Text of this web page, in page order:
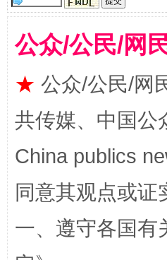
站台名比不上好声名
公众/公民/网
★ 公众/公民/网
共传媒、中国公
China publics
同意其观点或
一、遵守各国有